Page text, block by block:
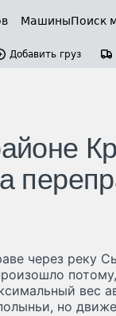
МашиныПоиск
Добавить груз
через реку
вес
но